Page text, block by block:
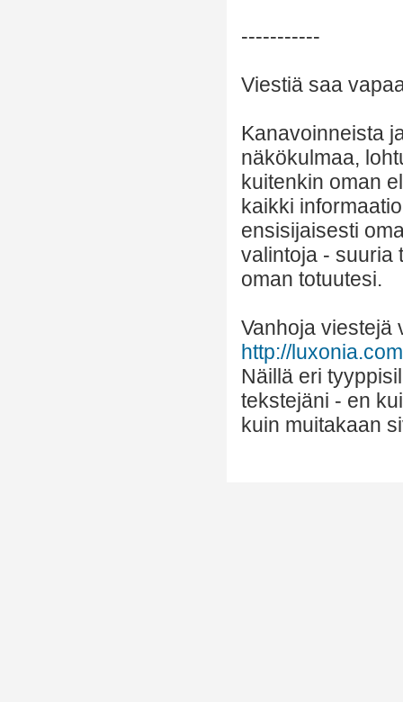
-----------
Viestiä saa
Kanavoinneista
näkökulmaa,
kuitenkin oman
kaikki
ensisijaisesti
valintoja - suuria
oman totuutesi.
Vanhoja viestejä
http://
Näillä eri
tekstejäni - en
kuin muitakaan